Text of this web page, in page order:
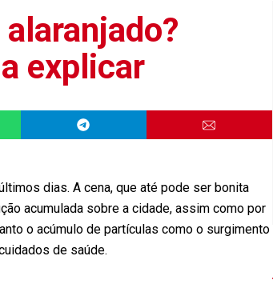
explicar
dias. A cena, que até pode ser bonita
acumulada sobre a cidade, assim como por
o acúmulo de partículas como o surgimento
de saúde.